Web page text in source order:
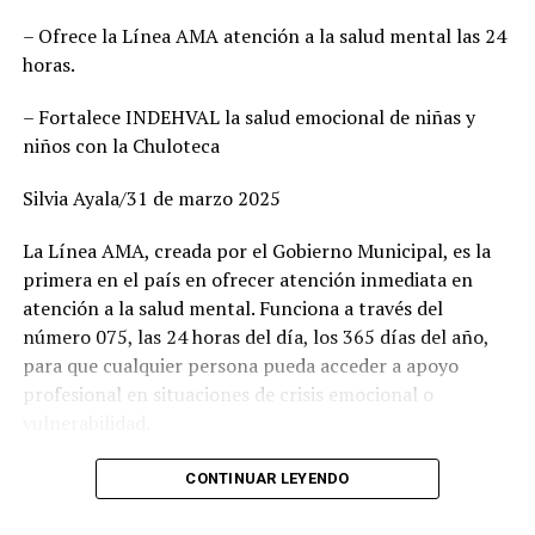
PUEBLO NUEVO
posición fue revisada con responsabilidad. Hoy estamos
seguros de que vamos con las y los mejores”, enfatizó,
convicción de ofrecer gobiernos confiables, integrados
por mujeres y hombres de trayectoria probada, leales y
comprometidos con su comunidad.
Por su parte, Mario Salazar destacó el trabajo técnico y
jurídico que permitió solventar las observaciones del
Instituto Electoral para garantizar la validez del
registro de las candidaturas comunes. “Estamos listos
para arrancar. Tenemos una fórmula fuerte, con perfiles
honestos y profesionales que sabrán gobernar bien. Lo
señaló. Asimismo, recordó que esta alianza fue referente
nacional por su efectividad en frenar el avance de
– Ofrece la Línea AMA atención a la salud mental las 24
horas.
– Fortalece INDEHVAL la salud emocional de niñas y
niños con la Chuloteca
Silvia Ayala/31 de marzo 2025
La Línea AMA, creada por el Gobierno Municipal, es la
primera en el país en ofrecer atención inmediata en
atención a la salud mental. Funciona a través del
número 075, las 24 horas del día, los 365 días del año,
para que cualquier persona pueda acceder a apoyo
profesional en situaciones de crisis emocional o
Carlos Valles, jefe del departamento de Atención
Telefónica en Crisis del Instituto Municipal para el
CONTINUAR LEYENDO